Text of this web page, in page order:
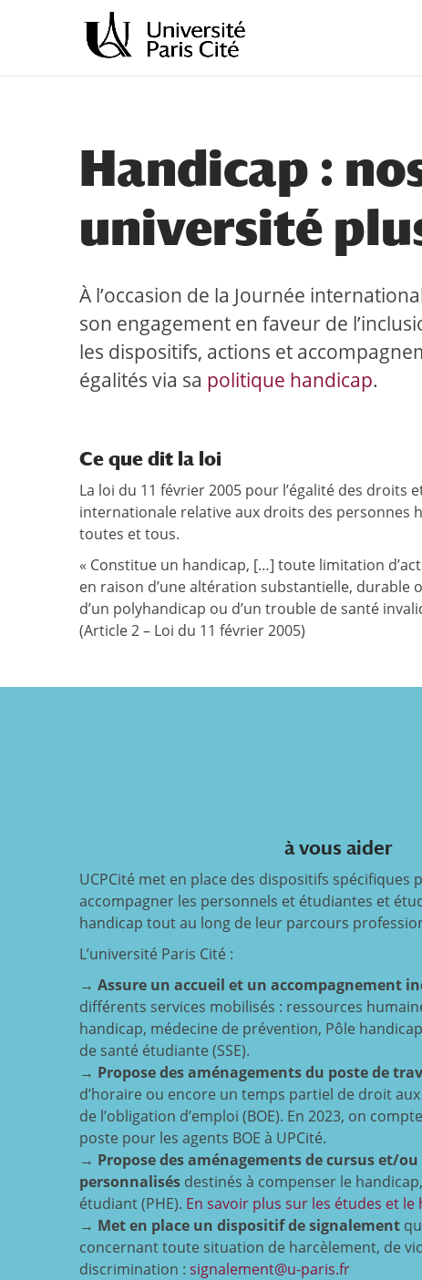
principal
navigation
Handicap :
université
À l’occasion de la Journée
son engagement en faveur de
les dispositifs, actions et
égalités via sa politique handicap.
Ce que dit la loi
La loi du 11 février 2005 pour l’égalité des
internationale relative aux droits des personnes
toutes et tous.
« Constitue un handicap, […] toute limitation
en raison d’une altération substantielle, durable
d’un polyhandicap ou d’un trouble de santé
(Article 2 – Loi du 11 février 2005)
à vous aider
UCPCité met en place des dispositifs spécifiques
accompagner les personnels et étudiantes et
handicap tout au long de leur parcours
L’université Paris Cité :
→ Assure un accueil et un accompagnement
différents services mobilisés : ressources
handicap, médecine de prévention, Pôle
de santé étudiante (SSE).
→ Propose des aménagements du poste de
d’horaire ou encore un temps partiel de droit
de l’obligation d’emploi (BOE). En 2023, on
poste pour les agents BOE à UPCité.
→ Propose des aménagements de cursus et/ou
personnalisés destinés à compenser le
étudiant (PHE). En savoir plus sur les études et le
→ Met en place un dispositif de signalement
concernant toute situation de harcèlement, de
discrimination : signalement@u-paris.fr